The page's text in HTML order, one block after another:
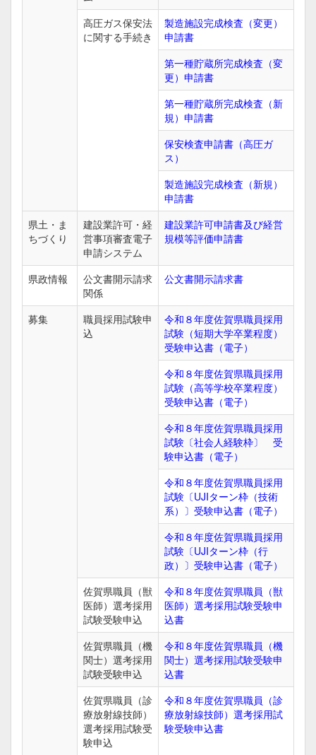
高圧ガス保安法
に関する手続き
製造施設完成検査（変更）
申請書
第一種貯蔵所完成検査（変
更）申請書
第一種貯蔵所完成検査（新
規）申請書
保安検査申請書（高圧ガ
ス）
製造施設完成検査（新規）
申請書
県土・ま
ちづくり
建設業許可・経
営事項審査電子
申請システム
建設業許可申請書及び経営
規模等評価申請書
県政情報
公文書開示請求
関係
公文書開示請求書
募集
職員採用試験申
込
令和８年度佐賀県職員採用
試験（短期大学卒業程度）
受験申込書（電子）
令和８年度佐賀県職員採用
試験（高等学校卒業程度）
受験申込書（電子）
令和８年度佐賀県職員採用
試験〔社会人経験枠〕 受
験申込書（電子）
令和８年度佐賀県職員採用
試験〔UJIターン枠（技術
系）〕受験申込書（電子）
令和８年度佐賀県職員採用
試験〔UJIターン枠（行
政）〕受験申込書（電子）
佐賀県職員（獣
医師）選考採用
試験受験申込
令和８年度佐賀県職員（獣
医師）選考採用試験受験申
込書
佐賀県職員（機
関士）選考採用
試験受験申込
令和８年度佐賀県職員（機
関士）選考採用試験受験申
込書
佐賀県職員（診
療放射線技師）
選考採用試験受
験申込
令和８年度佐賀県職員（診
療放射線技師）選考採用試
験受験申込書